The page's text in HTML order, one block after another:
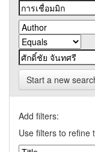
Start a new
Add filters:
Use filters to refine